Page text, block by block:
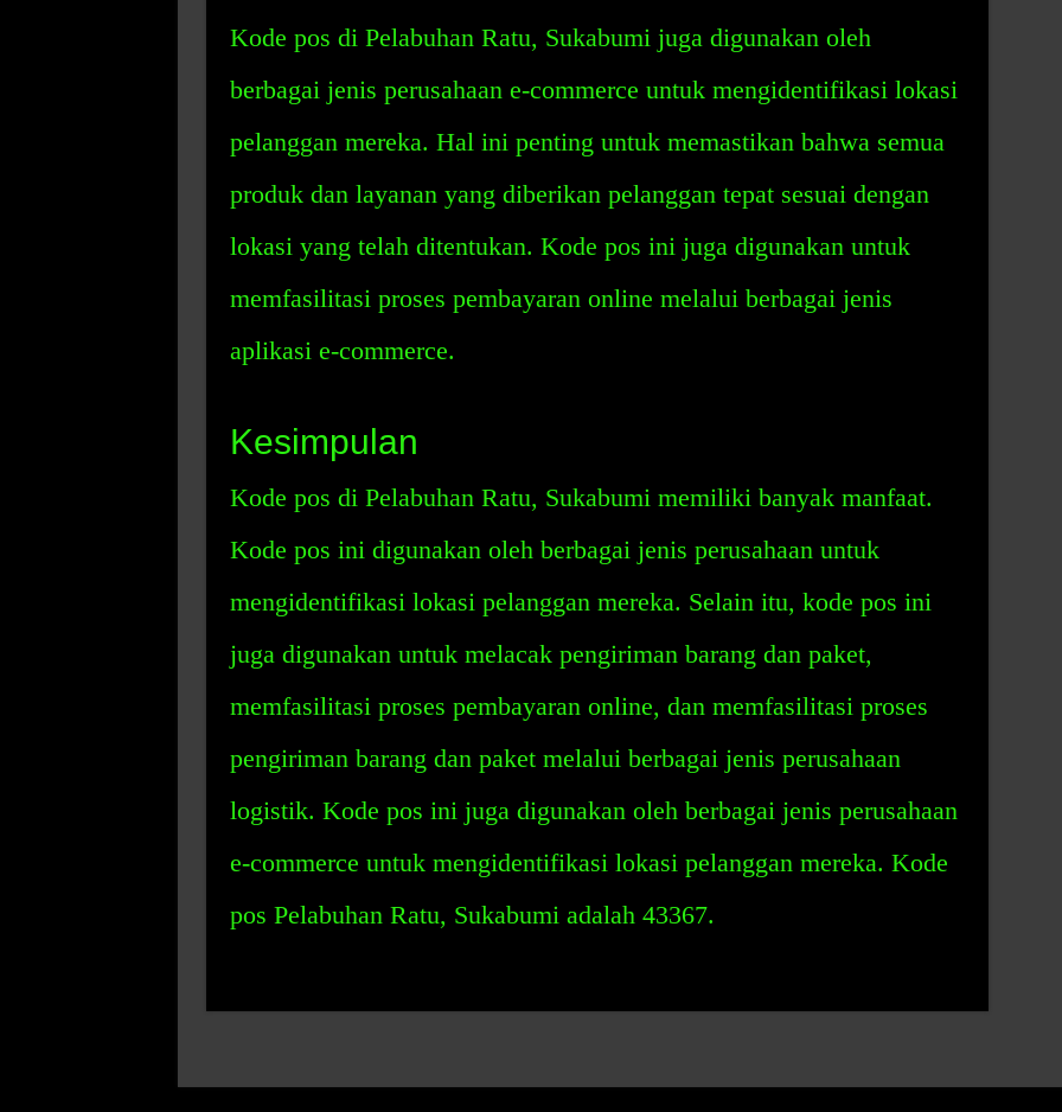
Kode pos di Pelabuhan Ratu, Sukabumi juga digunakan oleh
berbagai jenis perusahaan e-commerce untuk mengidentifikasi lokasi
pelanggan mereka. Hal ini penting untuk memastikan bahwa semua
produk dan layanan yang diberikan pelanggan tepat sesuai dengan
lokasi yang telah ditentukan. Kode pos ini juga digunakan untuk
memfasilitasi proses pembayaran online melalui berbagai jenis
aplikasi e-commerce.
Kesimpulan
Kode pos di Pelabuhan Ratu, Sukabumi memiliki banyak manfaat.
Kode pos ini digunakan oleh berbagai jenis perusahaan untuk
mengidentifikasi lokasi pelanggan mereka. Selain itu, kode pos ini
juga digunakan untuk melacak pengiriman barang dan paket,
memfasilitasi proses pembayaran online, dan memfasilitasi proses
pengiriman barang dan paket melalui berbagai jenis perusahaan
logistik. Kode pos ini juga digunakan oleh berbagai jenis perusahaan
e-commerce untuk mengidentifikasi lokasi pelanggan mereka. Kode
pos Pelabuhan Ratu, Sukabumi adalah 43367.